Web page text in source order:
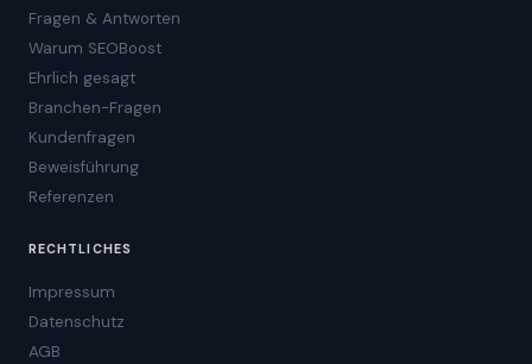
Fragen & Antworten
Warum SEOBoost
Ehrlich gesagt
Branchen-Fragen
Kundenfragen
Beweisführung
Referenzen
RECHTLICHES
Impressum
Datenschutz
AGB